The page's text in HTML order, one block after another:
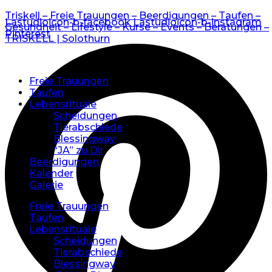
Triskell – Freie Trauungen – Beerdigungen – Taufen –
Gesundheit – Lifestyle – Kurse – Events – Beratungen –
TRISKELL | Solothurn
Freie Trauungen
Taufen
Lebensrituale
Scheidungen
Tierabschiede
Blessingway
“JA” zu Dir
Beerdigungen
Kalender
Galerie
Freie Trauungen
Taufen
Lebensrituale
Scheidungen
Tierabschiede
Blessingway
Lastudioicon-b-facebook Lastudioicon-b-instagram
Pinterest